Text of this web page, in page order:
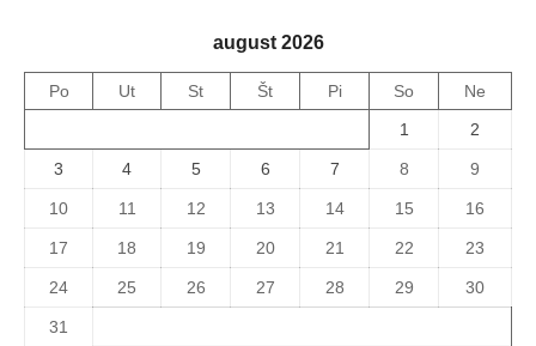
august 2026
Po Ut St Št Pi So
Ne
1
2
3 4 5 6 7 8 9
10 11 12 13 14 15 16
17 18 19 20 21 22 23
24 25 26 27 28 29 30
31